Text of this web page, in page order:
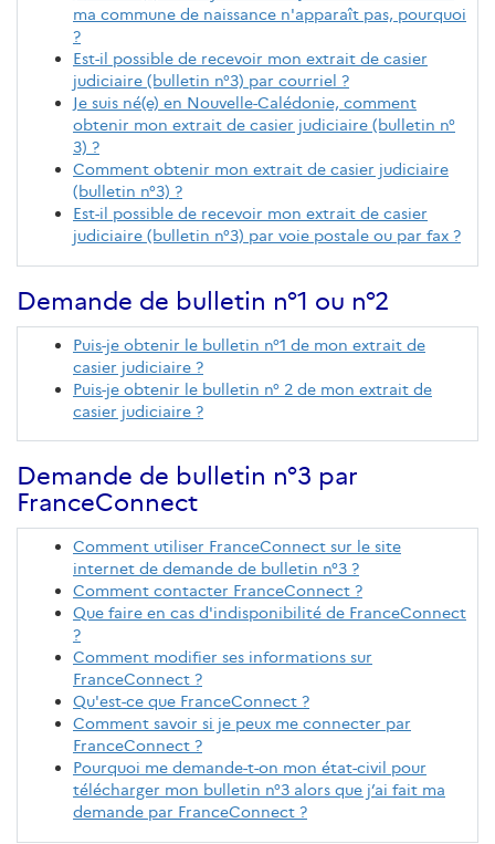
ma commune de naissance n'apparaît pas, pourquoi
?
Est-il possible de recevoir mon extrait de casier
judiciaire (bulletin n°3) par courriel ?
Je suis né(e) en Nouvelle-Calédonie, comment
obtenir mon extrait de casier judiciaire (bulletin n°
3) ?
Comment obtenir mon extrait de casier judiciaire
(bulletin n°3) ?
Est-il possible de recevoir mon extrait de casier
judiciaire (bulletin n°3) par voie postale ou par fax ?
Demande de bulletin n°1 ou n°2
Puis-je obtenir le bulletin n°1 de mon extrait de
casier judiciaire ?
Puis-je obtenir le bulletin n° 2 de mon extrait de
casier judiciaire ?
Demande de bulletin n°3 par
FranceConnect
Comment utiliser FranceConnect sur le site
internet de demande de bulletin n°3 ?
Comment contacter FranceConnect ?
Que faire en cas d'indisponibilité de FranceConnect
?
Comment modifier ses informations sur
FranceConnect ?
Qu'est-ce que FranceConnect ?
Comment savoir si je peux me connecter par
FranceConnect ?
Pourquoi me demande-t-on mon état-civil pour
télécharger mon bulletin n°3 alors que j’ai fait ma
demande par FranceConnect ?